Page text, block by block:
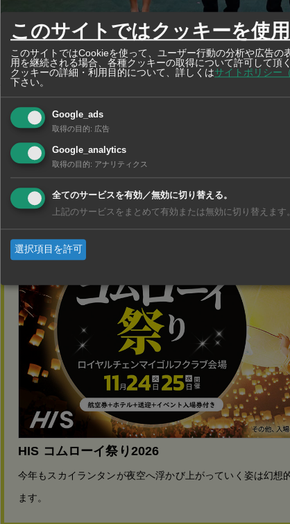
バンコクベストトイレ賞 17カ所が最も優れたトイレに
ら、ショッピングセンター、料理店、行政機関、学校など11種
インなどの項目を採点し、優れたトイレを選出。最優秀トイレ賞
広告
HIS コムローイ祭り2026
今年もスカイランタンが夜空へ浮かび上がっていく姿は幻想
ます。
このサイトではクッキーを使用
このサイトではCookieを使って、ユーザー行動の分析や広告の
用を継続される場合、各種クッキーの取得について許可して頂
クッキーの詳細・利用目的について、詳しくはサイトポリシー
下さい。
Google_ads
取得の目的: 広告
Google_analytics
取得の目的: アナリティクス
全てのサービスを有効／無効に切り替える。
上記のサービスをまとめて有効または無効に切り替えます。
選択項目を許可